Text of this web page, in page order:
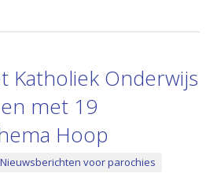
Katholiek Onderwijs
met 19
Hoop
Nieuwsberichten voor parochies